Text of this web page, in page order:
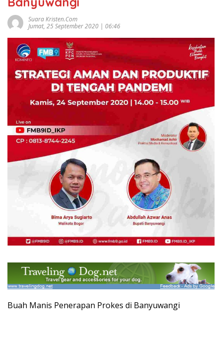
Suara Kristen.com
Jumat, 25 September 2020 | 06:46
Buah Manis Penerapan Prokes di Banyuwangi